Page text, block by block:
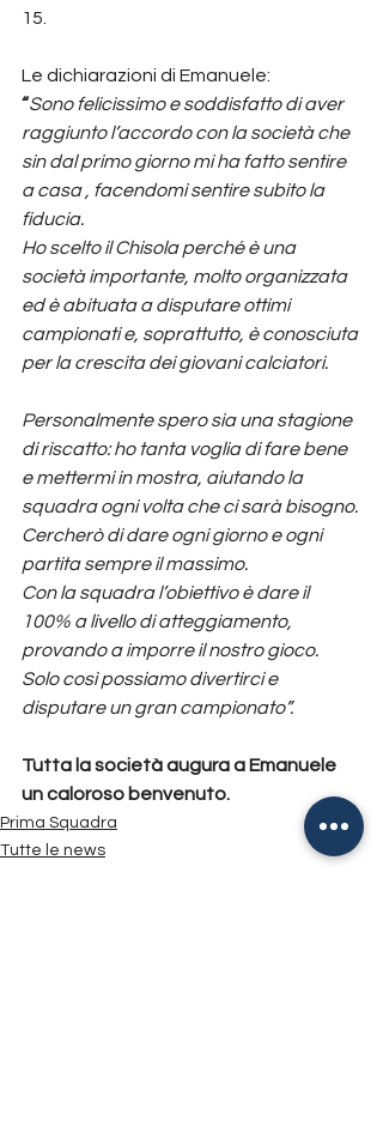
15.
Le dichiarazioni di Emanuele:
“Sono felicissimo e soddisfatto di aver
raggiunto l’accordo con la società che
sin dal primo giorno mi ha fatto sentire
a casa , facendomi sentire subito la
fiducia.
Ho scelto il Chisola perché è una
società importante, molto organizzata
ed è abituata a disputare ottimi
campionati e, soprattutto, è conosciuta
per la crescita dei giovani calciatori.
Personalmente spero sia una stagione
di riscatto: ho tanta voglia di fare bene
e mettermi in mostra, aiutando la
squadra ogni volta che ci sarà bisogno.
Cercherò di dare ogni giorno e ogni
partita sempre il massimo.
Con la squadra l’obiettivo è dare il
100% a livello di atteggiamento,
provando a imporre il nostro gioco.
Solo così possiamo divertirci e
disputare un gran campionato”.
Tutta la società augura a Emanuele
un caloroso benvenuto.
Prima Squadra
Tutte le news